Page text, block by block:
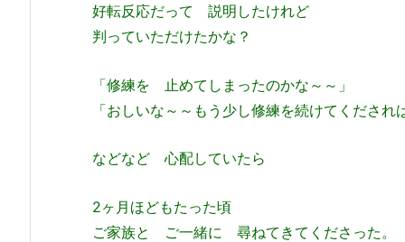
好転反応だって 説明したけれど
判っていただけたかな？
「修練を 止めてしまったのかな～～」
「おしいな～～もう少し修練を続けてくだされ
などなど 心配していたら
2ヶ月ほどもたった頃
ご家族と ご一緒に 尋ねてきてくださった。